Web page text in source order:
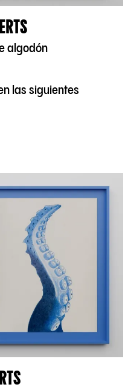
algodón
las siguientes